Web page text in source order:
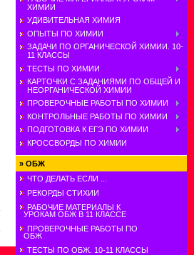
ХИМИИ
УДИВИТЕЛЬНАЯ ХИМИЯ
ОПЫТЫ ПО ХИМИИ
ЗАДАЧИ ПО ОРГАНИЧЕСКОЙ ХИМИИ. 10-
11 КЛАССЫ
ТЕСТЫ ПО ХИМИИ
КАРТОЧКИ С ЗАДАНИЯМИ ПО ОБЩЕЙ И
НЕОРГАНИЧЕСКОЙ ХИМИИ
ПРОВЕРОЧНЫЕ РАБОТЫ ПО ХИМИИ
КОНТРОЛЬНЫЕ РАБОТЫ ПО ХИМИИ
ПОДГОТОВКА К ЕГЭ ПО ХИМИИ
КРОССВОРДЫ ПО ХИМИИ
» ОБЖ
ЧТО ДЕЛАТЬ ЕСЛИ ...
РЕКОРДЫ СТИХИИ
РАБОЧИЕ МАТЕРИАЛЫ К
УРОКАМ ОБЖ В 11 КЛАССЕ
ПРОВЕРОЧНЫЕ РАБОТЫ ПО
ОБЖ
ТЕСТЫ ПО ОБЖ. 10-11 КЛАССЫ